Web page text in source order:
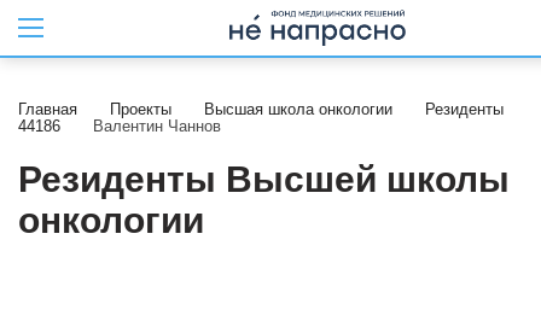
Главная Проекты Высшая школа онкологии
Резиденты
44186
Валентин Чаннов
Резиденты Высшей школы
онкологии